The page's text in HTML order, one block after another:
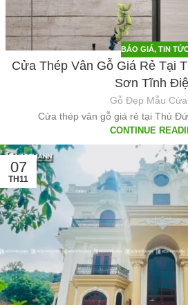
BÁO GIÁ, TIN
Cửa Thép Vân Gỗ Giá Rẻ Tại
Sơn Tĩnh
Gỗ Đẹp Mẫu Cửa
Cửa thép vân gỗ giá rẻ tại Thủ
CONTINUE
07
TH11